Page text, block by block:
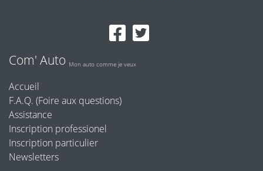
Com' Auto Mon auto comme je veux
Accueil
F.A.Q. (Foire aux questions)
Assistance
Inscription professionel
Inscription particulier
Newsletters